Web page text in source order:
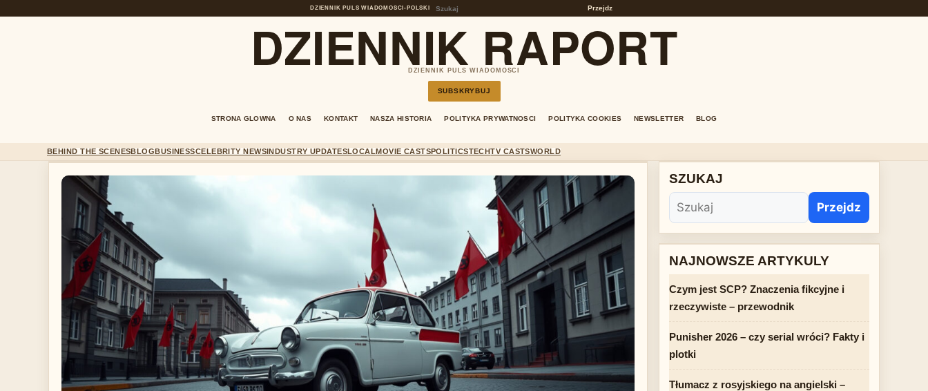
DZIENNIK PULS WIADOMOSCI• POLSKI Przejdz
DZIENNIK RAPORT
DZIENNIK PULS WIADOMOSCI
SUBSKRYBUJ
STRONA GLOWNA O NAS KONTAKT NASZA HISTORIA POLITYKA PRYWATNOSCI POLITYKA COOKIES NEWSLETTER BLOG
BEHIND THE SCENESBLOGBUSINESSCELEBRITY NEWSINDUSTRY UPDATESLOCALMOVIE CASTSPOLITICSTECHTV CASTSWORLD
SZUKAJ
Przejdz
NAJNOWSZE ARTYKULY
Czym jest SCP? Znaczenia fikcyjne i
rzeczywiste – przewodnik
Punisher 2026 – czy serial wróci? Fakty i
plotki
Tłumacz z rosyjskiego na angielski –